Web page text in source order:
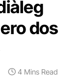
dos
4 Mins Read